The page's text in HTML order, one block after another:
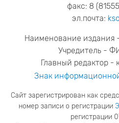
факс: 8
эл.почта:
Наименование
Учредитель -
Главный редактор -
Знак
Сайт зарегистрирован как
номер записи о регистрации
регистрации